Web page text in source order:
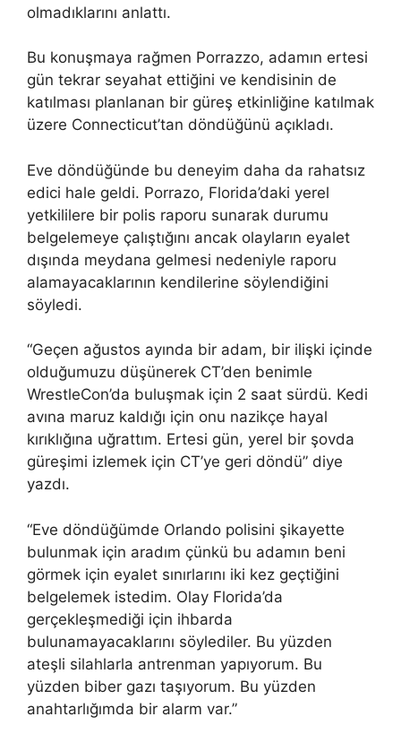
olmadıklarını anlattı.
Bu konuşmaya rağmen Porrazzo, adamın ertesi
gün tekrar seyahat ettiğini ve kendisinin de
katılması planlanan bir güreş etkinliğine katılmak
üzere Connecticut’tan döndüğünü açıkladı.
Eve döndüğünde bu deneyim daha da rahatsız
edici hale geldi. Porrazo, Florida’daki yerel
yetkililere bir polis raporu sunarak durumu
belgelemeye çalıştığını ancak olayların eyalet
dışında meydana gelmesi nedeniyle raporu
alamayacaklarının kendilerine söylendiğini
söyledi.
“Geçen ağustos ayında bir adam, bir ilişki içinde
olduğumuzu düşünerek CT’den benimle
WrestleCon’da buluşmak için 2 saat sürdü. Kedi
avına maruz kaldığı için onu nazikçe hayal
kırıklığına uğrattım. Ertesi gün, yerel bir şovda
güreşimi izlemek için CT’ye geri döndü” diye
yazdı.
“Eve döndüğümde Orlando polisini şikayette
bulunmak için aradım çünkü bu adamın beni
görmek için eyalet sınırlarını iki kez geçtiğini
belgelemek istedim. Olay Florida’da
gerçekleşmediği için ihbarda
bulunamayacaklarını söylediler. Bu yüzden
ateşli silahlarla antrenman yapıyorum. Bu
yüzden biber gazı taşıyorum. Bu yüzden
anahtarlığımda bir alarm var.”